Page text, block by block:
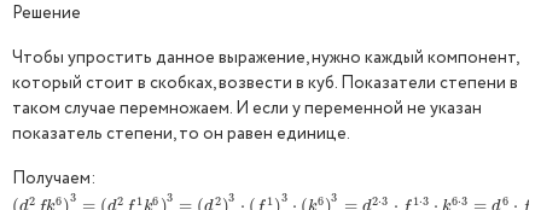
Решение
Чтобы упростить данное выражение, нужно каждый компонент,
который стоит в скобках, возвести в куб. Показатели степени в
таком случае перемножаем. И если у переменной не указан
показатель степени, то он равен единице.
Получаем:
2 6 3 2 1 6 3 2 3 1 3 6 3 2⋅3 1⋅3 6⋅3 6